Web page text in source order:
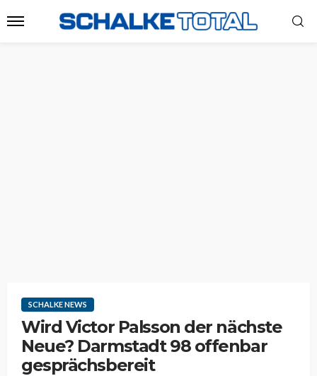
SCHALKE NEWS
Wird Victor Palsson der nächste
Neue? Darmstadt 98 offenbar
gesprächsbereit